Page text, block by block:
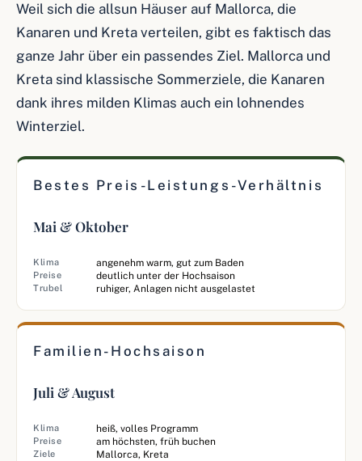
Weil sich die allsun Häuser auf Mallorca, die
Kanaren und Kreta verteilen, gibt es faktisch das
ganze Jahr über ein passendes Ziel. Mallorca und
Kreta sind klassische Sommerziele, die Kanaren
dank ihres milden Klimas auch ein lohnendes
Winterziel.
Bestes Preis-Leistungs-Verhältnis
Mai & Oktober
Klima angenehm warm, gut zum Baden
Preise deutlich unter der Hochsaison
Trubel ruhiger, Anlagen nicht ausgelastet
Familien-Hochsaison
Juli & August
Klima heiß, volles Programm
Preise am höchsten, früh buchen
Ziele Mallorca, Kreta